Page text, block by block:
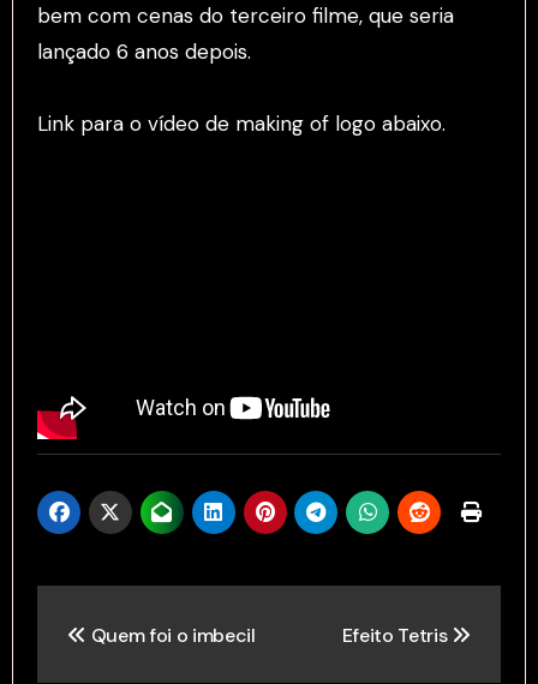
bem com cenas do terceiro filme, que seria
lançado 6 anos depois.
Link para o vídeo de making of logo abaixo.
navigation
Quem foi o imbecil Efeito Tetris